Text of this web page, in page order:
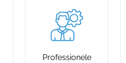
Professionele